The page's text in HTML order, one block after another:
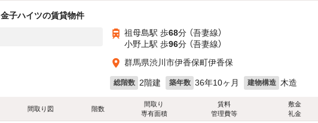
金子ハイツの賃貸物件
祖母島駅 歩68分 （吾妻線）
小野上駅 歩96分 （吾妻線）
群馬県渋川市伊香保町伊香保
総階数 2階建 築年数 36年10ヶ月 建物構造 木造
間取り図 階数
間取り
専有面積
賃料
管理費等
敷金
礼金